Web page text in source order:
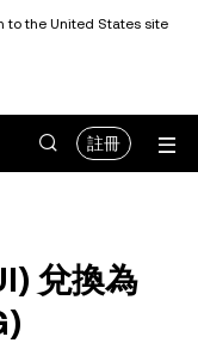
to the United States site
註冊
兌換為